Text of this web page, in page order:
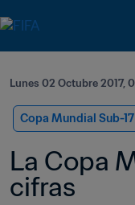
Lunes 02 Octubre 2017,
Copa Mundial Sub-
La Copa
cifras